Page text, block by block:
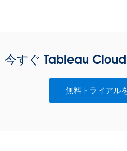
今すぐ Tableau
無料トライアル